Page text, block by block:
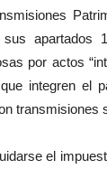
sus apartados
por actos
integren el
transmisiones
el